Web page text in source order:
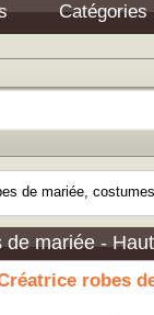
Catégories
de mariée,
mariée -
robes